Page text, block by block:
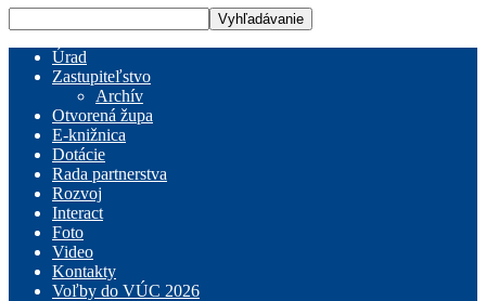
Úrad
Zastupiteľstvo
Archív
Otvorená župa
E-knižnica
Dotácie
Rada partnerstva
Rozvoj
Interact
Foto
Video
Kontakty
Voľby do VÚC 2026